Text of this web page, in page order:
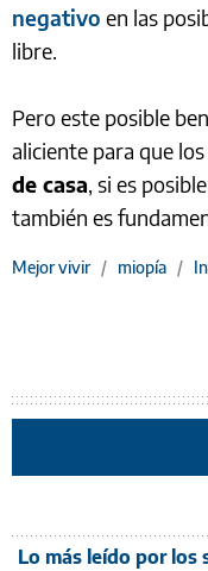
negativo en las
libre.
Pero este posible
aliciente para que
de casa, si es
también es
Mejor vivir / miopía /
Lo más leído por los